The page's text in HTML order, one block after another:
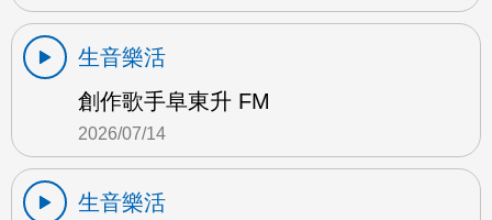
生音樂活
創作歌手阜東升 FM
2026/07/14
生音樂活